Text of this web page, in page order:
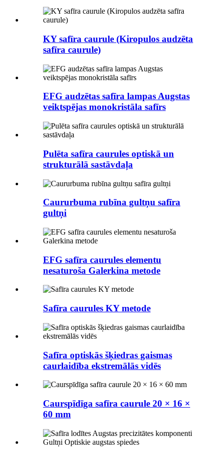
KY safīra caurule (Kiropulos audzēta
safīra caurule)
EFG audzētas safīra lampas Augstas
veiktspējas monokristāla safīrs
Pulēta safīra caurules optiskā un
strukturālā sastāvdaļa
Caururbuma rubīna gultņu safīra
gultņi
EFG safīra caurules elementu
nesaturoša Galerkina metode
Safīra caurules KY metode
Safīra optiskās šķiedras gaismas
caurlaidība ekstremālās vidēs
Caurspīdīga safīra caurule 20 × 16 ×
60 mm